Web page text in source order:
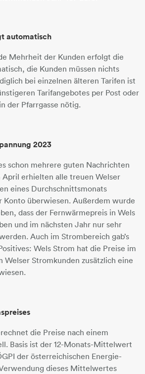
automatisch
Mehrheit der Kunden erfolgt die
die Kunden müssen nichts
bei einzelnen älteren Tarifen ist
Tarifangebotes per Post oder
der Pfarrgasse nötig.
2023
schon mehrere guten Nachrichten
erhielten alle treuen Welser
eines Durchschnittsmonats
Konto überwiesen. Außerdem wurde
dass der Fernwärmepreis in Wels
und im nächsten Jahr nur sehr
Auch im Strombereich gab’s
Wels Strom hat die Preise im
Welser Stromkunden zusätzlich eine
die Preise nach einem
Basis ist der 12-Monats-Mittelwert
der österreichischen Energie-
dieses Mittelwertes